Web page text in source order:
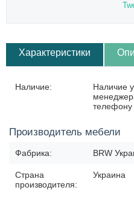
Характеристики
Наличие:
Наличие
телефону
Производитель мебели
Фабрика: BRW
Страна
производителя:
Украина